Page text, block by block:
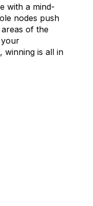
with a mind-
nodes push
areas of the
your
winning is all in